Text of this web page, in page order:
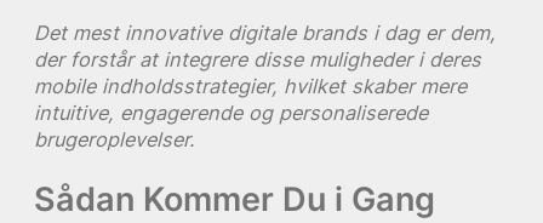
Det mest innovative digitale brands i dag er dem,
der forstår at integrere disse muligheder i deres
mobile indholdsstrategier, hvilket skaber mere
intuitive, engagerende og personaliserede
brugeroplevelser.
Sådan Kommer Du i Gang